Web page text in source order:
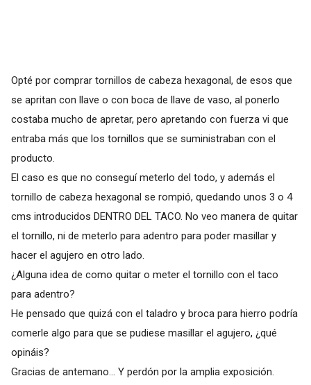
Opté por comprar tornillos de cabeza hexagonal, de esos que
se apritan con llave o con boca de llave de vaso, al ponerlo
costaba mucho de apretar, pero apretando con fuerza vi que
entraba más que los tornillos que se suministraban con el
producto.
El caso es que no conseguí meterlo del todo, y además el
tornillo de cabeza hexagonal se rompió, quedando unos 3 o 4
cms introducidos DENTRO DEL TACO. No veo manera de quitar
el tornillo, ni de meterlo para adentro para poder masillar y
hacer el agujero en otro lado.
¿Alguna idea de como quitar o meter el tornillo con el taco
para adentro?
He pensado que quizá con el taladro y broca para hierro podría
comerle algo para que se pudiese masillar el agujero, ¿qué
opináis?
Gracias de antemano... Y perdón por la amplia exposición.